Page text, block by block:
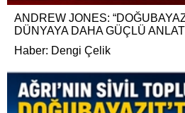
ANDREW JONES:
DÜNYAYA DAHA GÜÇLÜ
Haber: Dengi Çelik